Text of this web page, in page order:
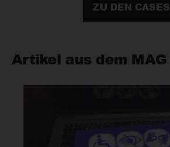
ZU DEN CASES
Artikel aus dem MAG